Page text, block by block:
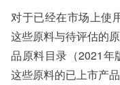
对于已经在市场上使
这些原料与待评估的
品原料目录（2021年
这些原料的已上市产